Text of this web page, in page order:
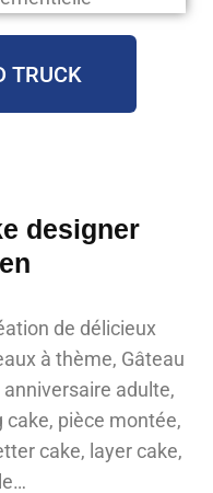
TRUCK
designer
de délicieux
à thème, Gâteau
adulte,
pièce montée,
cake, layer cake,